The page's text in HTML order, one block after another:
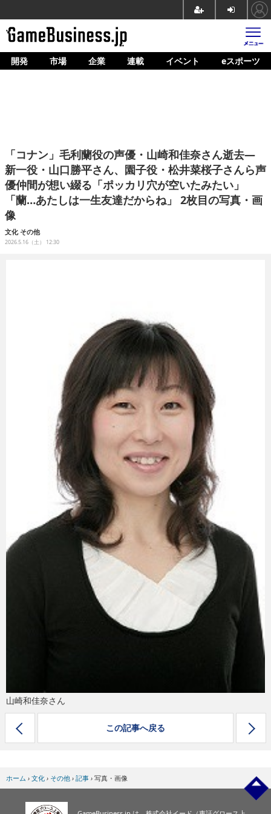
ホーム
企業動向
人材育成
産業政策
連載
開発 市場 企業 連載 イベント eスポーツ
「コナン」毛利蘭役の声優・山崎和佳奈さん逝去―
新一役・山口勝平さん、園子役・松井菜桜子さんら声
優仲間が想い綴る「ポッカリ穴が空いたみたい」
「蘭…あたしは一生友達だからね」 2枚目の写真・画
像
文化 その他
2026.5.16（土） 12:30
山崎和佳奈さん
この記事へ戻る
ホーム › 文化 › その他 › 記事 › 写真・画像